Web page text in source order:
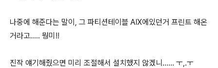
나중에 해준다는 말이, 그 파티션테이블 AIX에있던거 프린트 해온
거라고..... 뭥미!!
진작 얘기해줬으면 미리 조절해서 설치했지 않겠니...... ㅜ,.ㅜ